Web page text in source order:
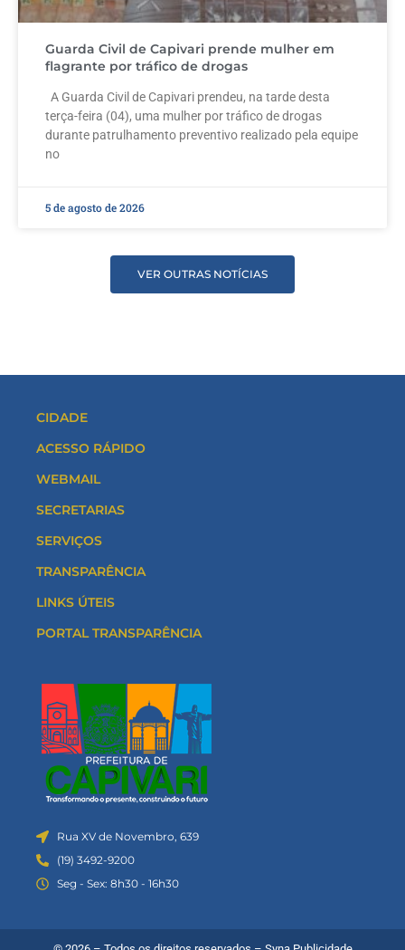
Guarda Civil de Capivari prende mulher em
flagrante por tráfico de drogas
A Guarda Civil de Capivari prendeu, na tarde desta
terça-feira (04), uma mulher por tráfico de drogas
durante patrulhamento preventivo realizado pela equipe
no
5 de agosto de 2026
VER OUTRAS NOTÍCIAS
CIDADE
ACESSO RÁPIDO
WEBMAIL
SECRETARIAS
SERVIÇOS
TRANSPARÊNCIA
LINKS ÚTEIS
PORTAL TRANSPARÊNCIA
Rua XV de Novembro, 639
(19) 3492-9200
Seg - Sex: 8h30 - 16h30